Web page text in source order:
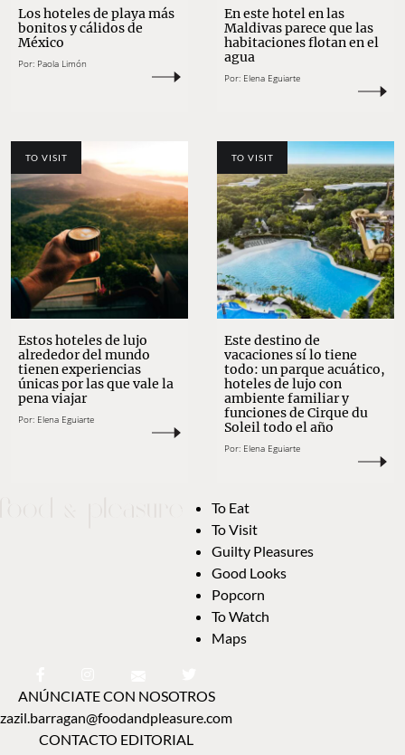
Los hoteles de playa más
bonitos y cálidos de
México
Por: Paola Limón
En este hotel en las
Maldivas parece que las
habitaciones flotan en el
agua
Por: Elena Eguiarte
TO VISIT
Estos hoteles de lujo
alrededor del mundo
tienen experiencias
únicas por las que vale la
pena viajar
Por: Elena Eguiarte
TO VISIT
Este destino de
vacaciones sí lo tiene
todo: un parque acuático,
hoteles de lujo con
ambiente familiar y
funciones de Cirque du
Soleil todo el año
Por: Elena Eguiarte
To Eat
To Visit
Guilty Pleasures
Good Looks
Popcorn
To Watch
Maps
ANÚNCIATE CON NOSOTROS
zazil.barragan@foodandpleasure.com
CONTACTO EDITORIAL